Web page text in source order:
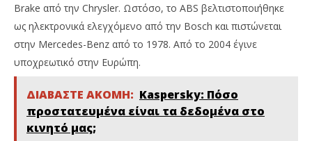
Brake από την Chrysler. Ωστόσο, το ABS βελτιστοποιήθηκε
ως ηλεκτρονικά ελεγχόμενο από την Bosch και πιστώνεται
στην Mercedes-Benz από το 1978. Από το 2004 έγινε
υποχρεωτικό στην Ευρώπη.
ΔΙΑΒΑΣΤΕ ΑΚΟΜΗ: Kaspersky: Πόσο
προστατευμένα είναι τα δεδομένα στο
κινητό μας;